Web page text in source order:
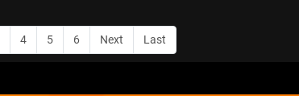
4 5 6 Next Last